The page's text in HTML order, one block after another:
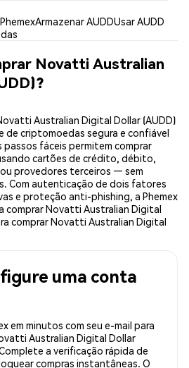
Armazenar AUDDUsar AUDD
Novatti Australian
Australian Digital Dollar (AUDD)
de criptomoedas segura e confiável
fáceis permitem comprar
cartões de crédito, débito,
provedores terceiros — sem
Com autenticação de dois fatores
e proteção anti-phishing, a Phemex
comprar Novatti Australian Digital
comprar Novatti Australian Digital
uma conta
em minutos com seu e-mail para
Australian Digital Dollar
a verificação rápida de
compras instantâneas. O